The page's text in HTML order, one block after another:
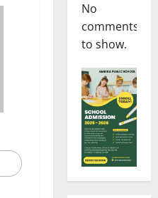
No
comments
to show.